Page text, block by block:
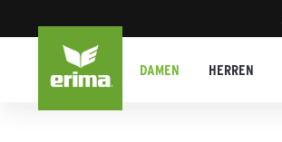
DAMEN HERREN